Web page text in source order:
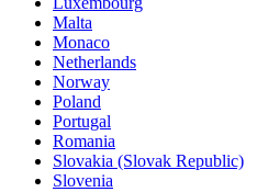
Malta
Monaco
Netherlands
Norway
Poland
Portugal
Romania
Slovakia (Slovak Republic)
Slovenia